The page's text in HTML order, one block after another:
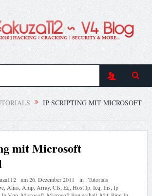
IP SCRIPTING MIT MICROSOFT
mit Microsoft
am26. Dezember 2011 in :Tutorials
, Alias Amp, Array, Cls Eq Host Ip, Icq Ins Ip